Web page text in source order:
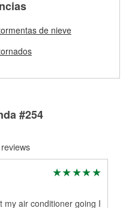
ayudarte a encontrar las
tu reparación.
de freno
y la longitud
una nueva. O'Reilly
los acoples adecuados
de tu maquinaria
de mangueras
de nieve
#254
my air conditioner going I